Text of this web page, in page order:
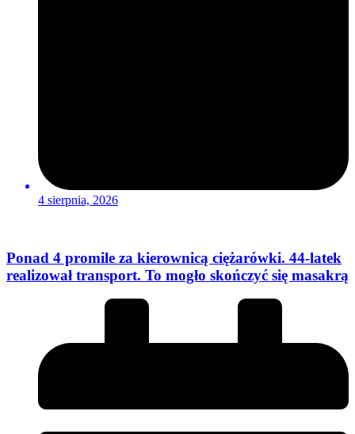
4 sierpnia, 2026
Ponad 4 promile za kierownicą ciężarówki. 44-latek
realizował transport. To mogło skończyć się masakrą